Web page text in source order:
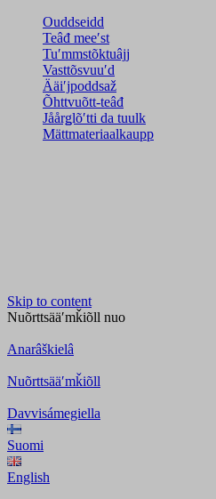
Ouddseidd
Teâđ meeʹst
Tuʹmmstõktuâjj
Vasttõsvuuʹd
Ääiʹjpoddsaž
Õhttvuõtt-teâđ
Jåårǥlõʹtti da tuulk
Mättmateriaalkaupp
Skip to content
Nuõrttsääʹmǩiõll nuo
Anarâškielâ
Nuõrttsääʹmǩiõll
Davvisámegiella
Suomi
English